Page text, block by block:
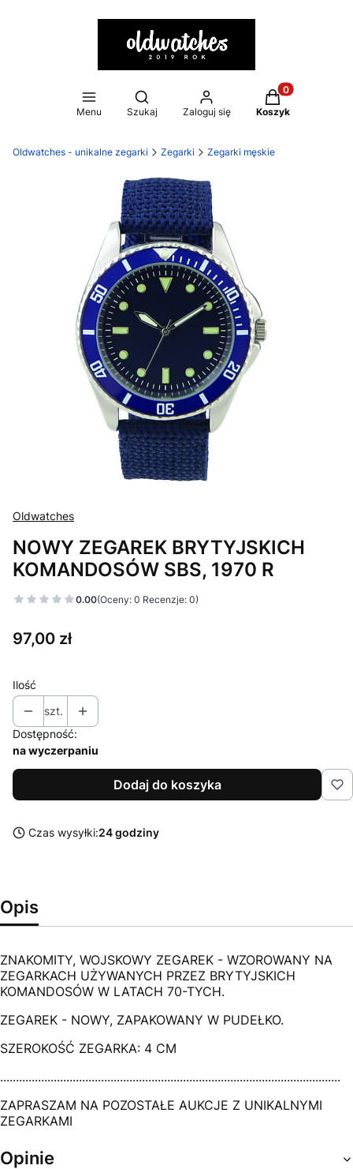
Menu
Otwórz wyszukiwarkę
Szukaj Zaloguj się
Produkty w
Koszyk
Oldwatches - unikalne zegarki Zegarki Zegarki męskie
Oldwatches
NOWY ZEGAREK BRYTYJSKICH
KOMANDOSÓW SBS, 1970 R
0.00(Oceny: 0 Recenzje: 0)
Cena
97,00 zł
Ilość
szt.
Dostępność:
na wyczerpaniu
Dodaj do koszyka
Czas wysyłki:24 godziny
Opis
ZNAKOMITY, WOJSKOWY ZEGAREK - WZOROWANY NA
ZEGARKACH UŻYWANYCH PRZEZ BRYTYJSKICH
KOMANDOSÓW W LATACH 70-TYCH.
ZEGAREK - NOWY, ZAPAKOWANY W PUDEŁKO.
SZEROKOŚĆ ZEGARKA: 4 CM
............................................................................................................
ZAPRASZAM NA POZOSTAŁE AUKCJE Z UNIKALNYMI
ZEGARKAMI
Opinie